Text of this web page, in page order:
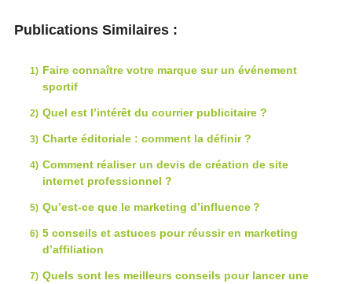
Publications Similaires :
Faire connaître votre marque sur un événement
sportif
Quel est l’intérêt du courrier publicitaire ?
Charte éditoriale : comment la définir ?
Comment réaliser un devis de création de site
internet professionnel ?
Qu’est-ce que le marketing d’influence ?
5 conseils et astuces pour réussir en marketing
d’affiliation
Quels sont les meilleurs conseils pour lancer une